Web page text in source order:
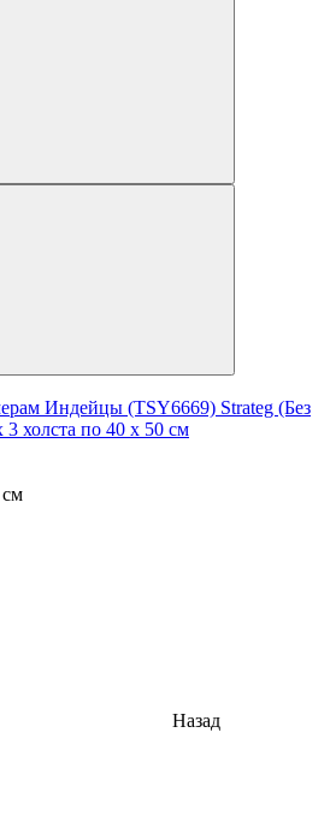
Индейцы (TSY6669) Strateg (Без
холста по 40 х 50 см
Назад